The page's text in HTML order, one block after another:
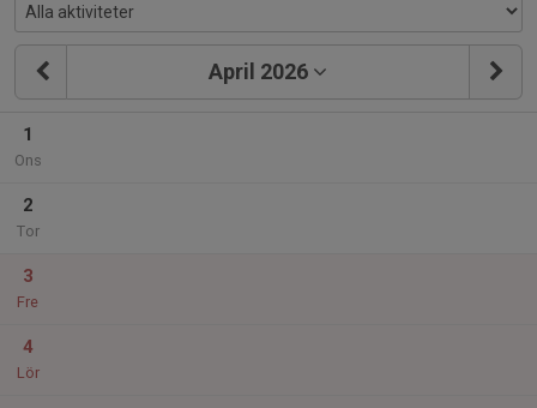
April 2026
1
Ons
2
Tor
3
Fre
4
Lör